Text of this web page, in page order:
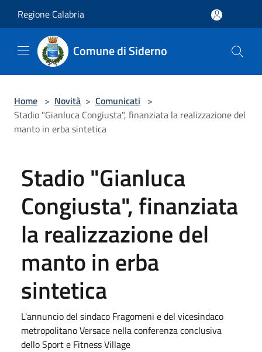
Regione Calabria
Comune di Siderno
Home > Novità > Comunicati >
Stadio "Gianluca Congiusta", finanziata la realizzazione del
manto in erba sintetica
Stadio "Gianluca
Congiusta", finanziata
la realizzazione del
manto in erba
sintetica
L'annuncio del sindaco Fragomeni e del vicesindaco
metropolitano Versace nella conferenza conclusiva
dello Sport e Fitness Village